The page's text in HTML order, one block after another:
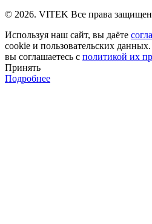
© 2026. VITEK Все права
Используя наш сайт, вы даёте
cookie и пользовательских данных.
вы соглашаетесь с политикой их
Принять
Подробнее